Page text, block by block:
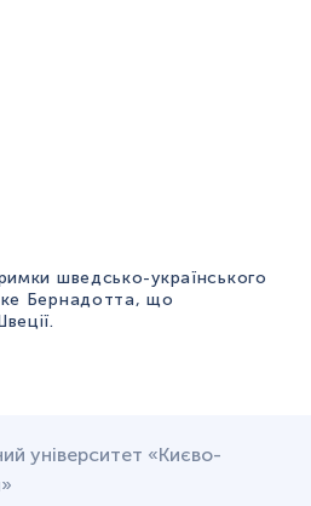
шведсько-українського
Бернадотта, що
університет «Києво-